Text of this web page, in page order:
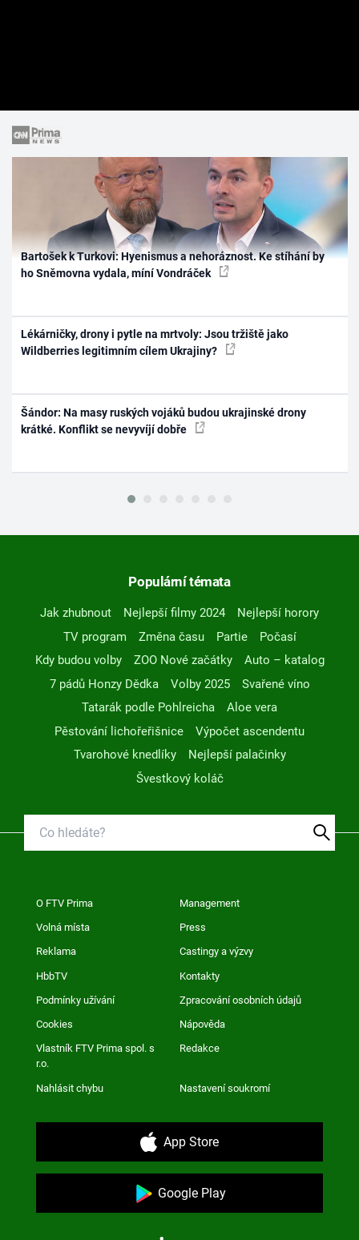
Bartošek k Turkovi: Hyenismus a nehoráznost. Ke stíhání by
ho Sněmovna vydala, míní Vondráček
Lékárničky, drony i pytle na mrtvoly: Jsou tržiště jako
Wildberries legitimním cílem Ukrajiny?
Šándor: Na masy ruských vojáků budou ukrajinské drony
krátké. Konflikt se nevyvíjí dobře
Populární témata
Jak zhubnout Nejlepší filmy 2024
Nejlepší horory
TV program
Změna času Partie
Počasí
Kdy budou volby
ZOO Nové začátky
Auto – katalog
7 pádů Honzy Dědka
Volby 2025
Svařené víno
Tatarák podle Pohlreicha
Aloe vera
Pěstování lichořeřišnice
Výpočet ascendentu
Tvarohové knedlíky
Nejlepší palačinky
Švestkový koláč
O FTV Prima Management
Volná místa Press
Reklama Castingy a výzvy
HbbTV Kontakty
Podmínky užívání Zpracování osobních údajů
Cookies Nápověda
Vlastník FTV Prima spol. s
r.o.
Redakce
Nahlásit chybu Nastavení soukromí
App Store
Google Play